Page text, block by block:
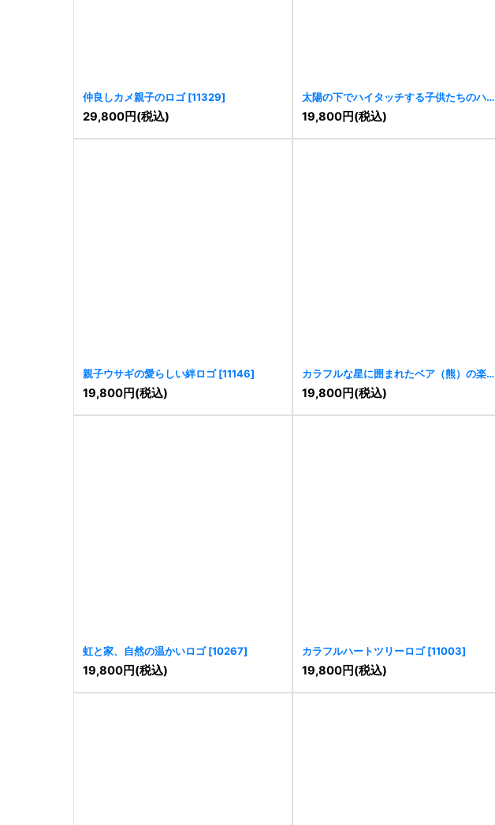
仲良しカメ親子のロゴ [11329]
29,800円(税込)
太陽の下でハイタッチする子供たちのハッ
ピーロゴ [11293]
19,800円(税込)
親子ウサギの愛らしい絆ロゴ [11146]
19,800円(税込)
カラフルな星に囲まれたベア（熊）の楽し
いロゴ [10374]
19,800円(税込)
虹と家、自然の温かいロゴ [10267]
19,800円(税込)
カラフルハートツリーロゴ [11003]
19,800円(税込)